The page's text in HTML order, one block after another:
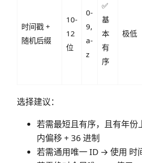
时间戳 +
随机后缀
10-
12
位
0-
9,
a-
z
✅
基
本
有
序
极低
选择建议：
若需最短且有序，且有年
内偏移 + 36 进制
若需通用唯一 ID → 使用 时